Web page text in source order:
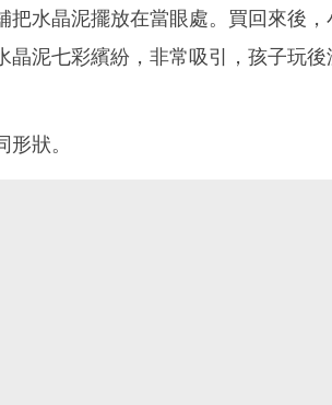
把水晶泥擺放在當眼處。買回來後
晶泥七彩繽紛，非常吸引，孩子玩
狀。